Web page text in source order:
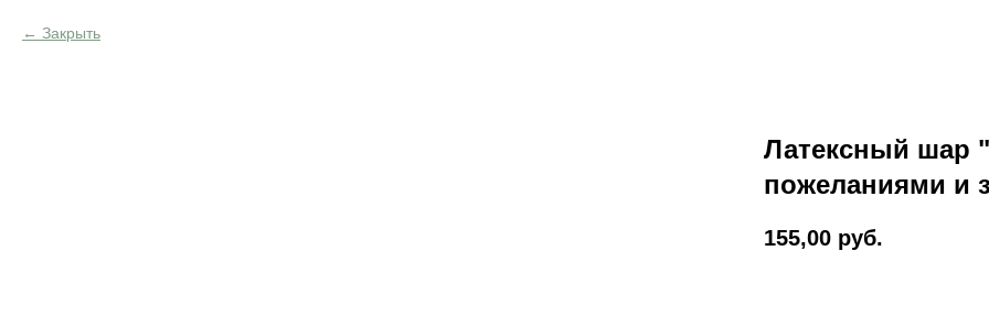
Закрыть
Латексный шар
пожеланиями и
155,00 руб.